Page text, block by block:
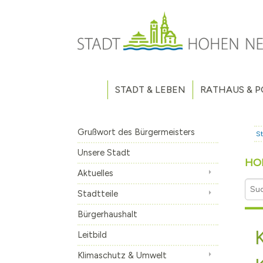
STADT & LEBEN
Unsere Stadt
Aktuelles
Weitere
Stadtteile
Hohen
Borgsdorf
Bergfelde
Bürgerhaushalt
Leitbild
Geschichte
Hohen
RATHAUS &
Vergaben
Haushaltsplan
Wahlen
Eigenbetrieb
Grußwort des Bürgermeisters
Unsere Stadt
Aktuelles
Stadtteile
Bürgerhaushalt
Leitbild
Klimaschutz & Umwelt